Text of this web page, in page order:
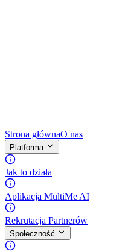
Strona głównaO nas
Platforma
Jak to działa
Aplikacja MultiMe AI
Rekrutacja Partnerów
Społeczność